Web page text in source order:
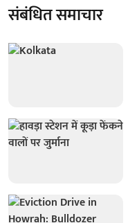
संबंधित समाचार